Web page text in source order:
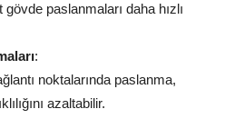
gövde paslanmaları daha hızlı
:
noktalarında paslanma,
azaltabilir.